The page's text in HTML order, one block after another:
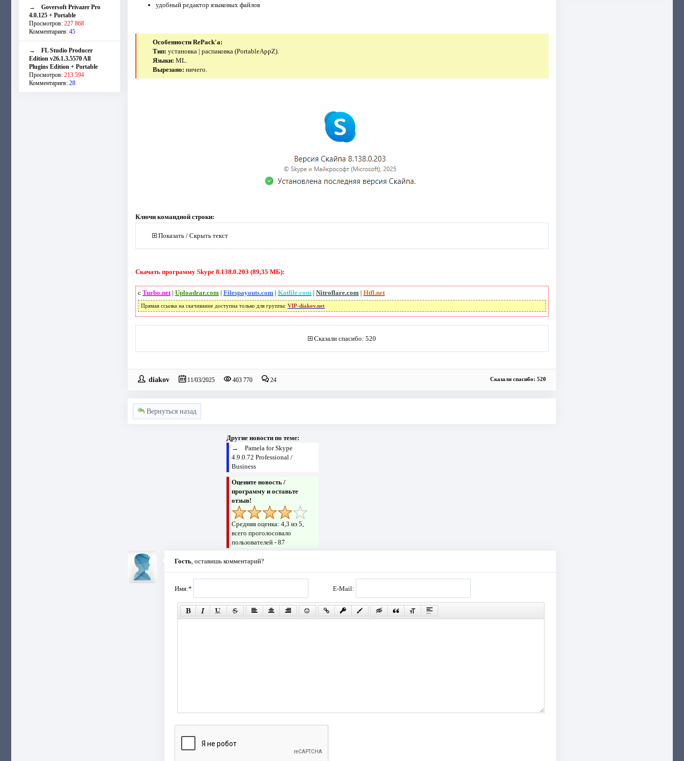
→ Goversoft Privazer Pro
4.0.125 + Portable
Просмотров: 227 868
Комментариев: 45
→ FL Studio Producer
Edition v26.1.3.5570 All
Plugins Edition + Portable
Просмотров: 213 594
Комментариев: 28
удобный редактор языковых файлов
Особенности RePack'a:
Тип: установка | распаковка (PortableAppZ).
Языки: ML.
Вырезано: ничего.
Ключи командной строки:
Показать / Скрыть текст
Скачать программу Skype 8.138.0.203 (89,35 МБ):
с Turbo.net| Uploadrar.com| Filespayouts.com| Katfile.com| Nitroflare.com| Htfl.net
Прямая ссылка на скачивание доступна только для группы: VIP-diakov.net
Сказали спасибо: 520
diakov 11/03/2025 403 770 24 Сказали спасибо: 520
Вернуться назад
Другие новости по теме:
→Pamela for Skype
4.9.0.72 Professional /
Business
Оцените новость /
программу и оставьте
отзыв!
Средняя оценка:4,3 из 5,
всего проголосовало
пользователей -87
Гость, оставишь комментарий?
Имя:* E-Mail: